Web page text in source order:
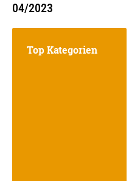
04/2023
Top Kategorien